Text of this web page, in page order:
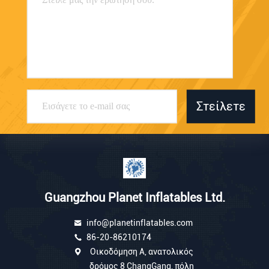
Στείλετε
Guangzhou Planet Inflatables Ltd.
info@planetinflatables.com
86-20-86210174
Οικοδόμηση Α, ανατολικός
δρόμος 8 ChangGang, πόλη